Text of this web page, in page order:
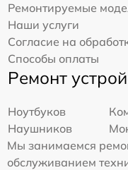
Ремонтируемые
Наши услуги
Согласие на
Способы оплаты
Ремонт
Ноутбуков
Наушников
Мы занимаемся
обслуживанием